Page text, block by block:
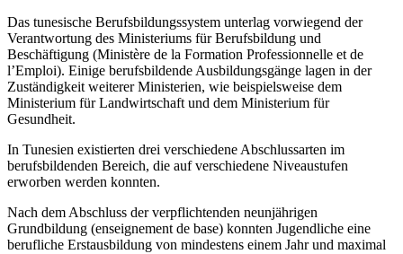
Das tunesische Berufsbildungssystem unterlag vorwiegend der
Verantwortung des Ministeriums für Berufsbildung und
Beschäftigung (Ministère de la Formation Professionnelle et de
l’Emploi). Einige berufsbildende Ausbildungsgänge lagen in der
Zuständigkeit weiterer Ministerien, wie beispielsweise dem
Ministerium für Landwirtschaft und dem Ministerium für
Gesundheit.
In Tunesien existierten drei verschiedene Abschlussarten im
berufsbildenden Bereich, die auf verschiedene Niveaustufen
erworben werden konnten.
Nach dem Abschluss der verpflichtenden neunjährigen
Grundbildung (enseignement de base) konnten Jugendliche eine
berufliche Erstausbildung von mindestens einem Jahr und maximal